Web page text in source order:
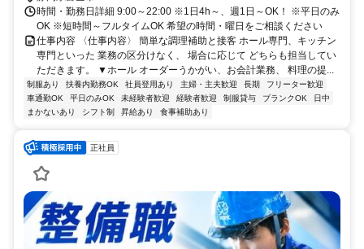
時間・勤務日詳細 9:00～22:00 ※1日4h～、週1日～OK！ ※平日のみ
OK ※短時間～フルタイムOK 希望の時間・曜日をご相談ください
仕事内容 〈仕事内容〉 簡単な調理補助と接客 ホール専門、キッチン
専門といった 業務の区分けなく、 場合に応じて どちらも担当してい
ただきます。 ▼ホール オーダーうかがい、お会計業務、 料理の提...
制服あり 扶養内勤務OK 社員登用あり 主婦・主夫歓迎 長期
フリーター歓迎
車通勤OK
平日のみOK 未経験者歓迎 経験者歓迎 制服貸与 ブランクOK
日中
まかないあり
シフト制 昇給あり 食事補助あり
正社員